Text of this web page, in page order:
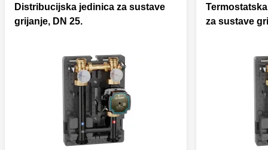
Distribucijska jedinica za sustave
grijanje, DN 25.
za sustave